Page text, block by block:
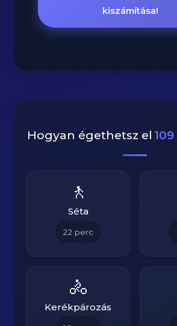
kiszámítása!
Hogyan égethetsz el 109
🚶
Séta
22 perc
🚴
Kerékpározás